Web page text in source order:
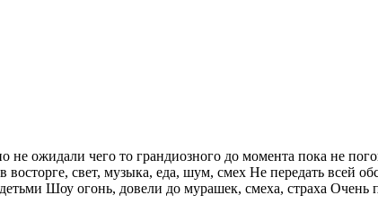
ожидали чего то грандиозного до момента пока не
свет, музыка, еда, шум, смех Не передать всей
Шоу огонь, довели до мурашек, смеха, страха